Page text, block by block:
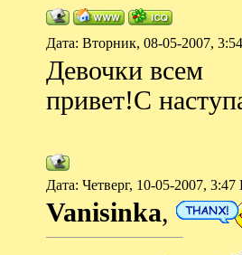
Дата: Вторник, 08-05-2007,
Девочки всем
привет!С
Дата: Четверг, 10-05-2007,
Vanisinka,